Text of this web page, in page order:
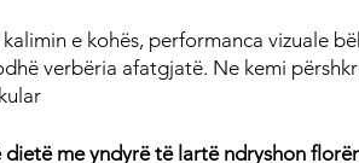
e kohës, performanca vizuale
verbëria afatgjatë. Ne kemi
dietë me yndyrë të lartë ndryshon